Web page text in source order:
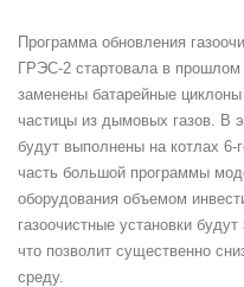
Программа обновления
ГРЭС-2 стартовала в
заменены батарейные
частицы из дымовых газов. В
будут выполнены на котлах 6-
часть большой программы
оборудования объемом
газоочистные установки
что позволит существенно
среду.